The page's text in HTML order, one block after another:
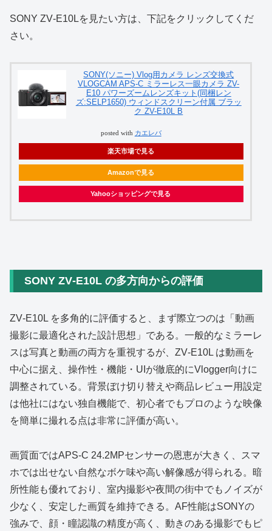
SONY ZV‑E10Lを見たい方は、下記をクリックしてくだ
さい。
SONY(ソニー) Vlog用カメラ レンズ交換式
VLOGCAM APS-C ミラーレス一眼カメラ ZV-
E10 パワーズームレンズキット(同梱レン
ズ:SELP1650) ウィンドスクリーン付属 ブラッ
ク ZV-E10L B
posted with カエレバ
楽天市場で見る
Amazonで見る
Yahooショッピングで見る
SONY ZV‑E10L の多方向からの評価
ZV‑E10L を多角的に評価すると、まず際立つのは「動画
撮影に最適化された設計思想」である。一般的なミラーレ
スは写真と動画の両方を重視するが、ZV‑E10L は動画を
中心に据え、操作性・機能・UIが徹底的にVlogger向けに
調整されている。背景ぼけ切り替えや商品レビュー用設定
は他社にはない独自機能で、初心者でもプロのような映像
を簡単に撮れる点は非常に評価が高い。
画質面ではAPS‑C 24.2MPセンサーの恩恵が大きく、スマ
ホでは出せない自然なボケ味や高い解像感が得られる。暗
所性能も優れており、室内撮影や夜間の街中でもノイズが
少なく、安定した画質を維持できる。AF性能はSONYの
強みで、顔・瞳認識の精度が高く、動きのある撮影でもピ